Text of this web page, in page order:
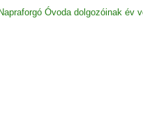
Óvoda dolgozóinak év